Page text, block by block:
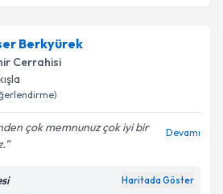
Berkyürek
Cerrahisi
çok memnunuz çok iyi bir
Devamı
Haritada Göster